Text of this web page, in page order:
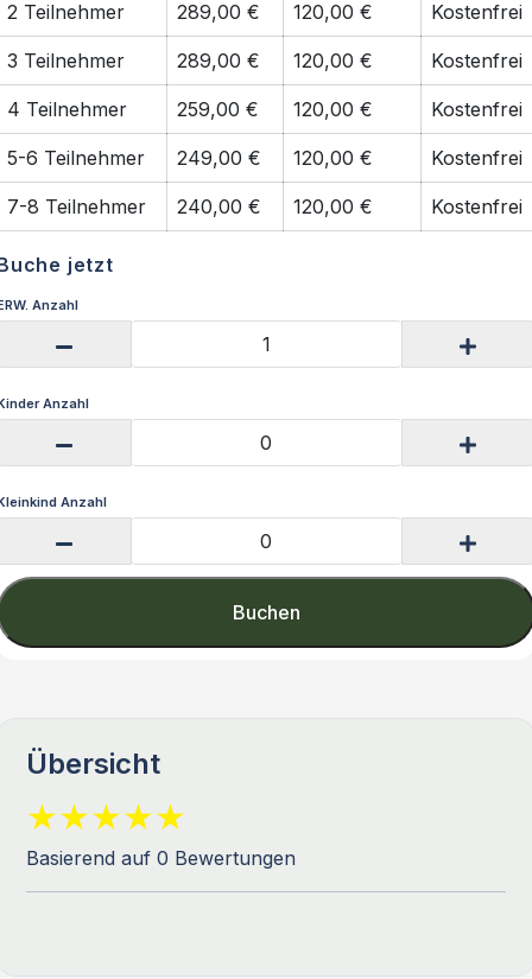
2 Teilnehmer 289,00 € 120,00 € Kostenfrei
3 Teilnehmer 289,00 € 120,00 € Kostenfrei
4 Teilnehmer 259,00 € 120,00 € Kostenfrei
5-6 Teilnehmer 249,00 € 120,00 € Kostenfrei
7-8 Teilnehmer 240,00 € 120,00 € Kostenfrei
jetzt
Anzahl
Anzahl
Anzahl
Buchen
Übersicht
Basierend auf 0 Bewertungen